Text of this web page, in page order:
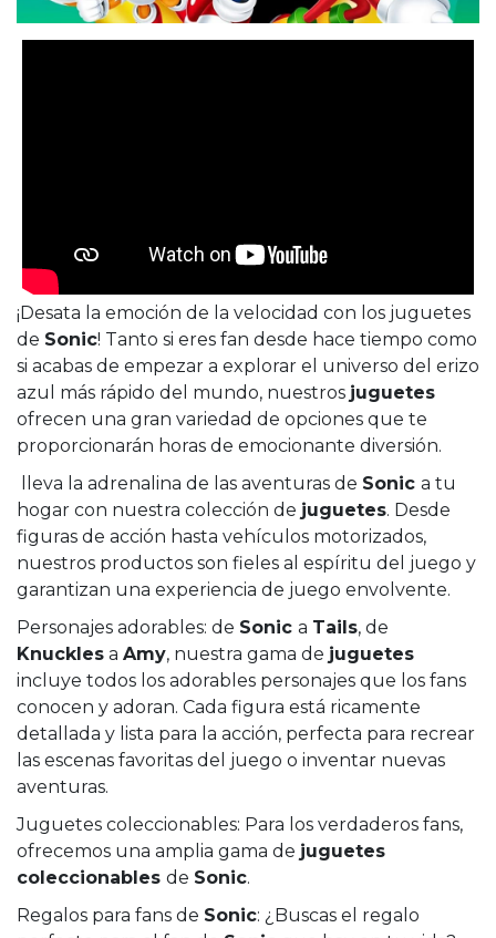
¡Desata la emoción de la velocidad con los juguetes
de Sonic! Tanto si eres fan desde hace tiempo como
si acabas de empezar a explorar el universo del erizo
azul más rápido del mundo, nuestros juguetes
ofrecen una gran variedad de opciones que te
proporcionarán horas de emocionante diversión.
lleva la adrenalina de las aventuras de Sonic a tu
hogar con nuestra colección de juguetes. Desde
figuras de acción hasta vehículos motorizados,
nuestros productos son fieles al espíritu del juego y
garantizan una experiencia de juego envolvente.
Personajes adorables: de Sonic a Tails, de
Knuckles a Amy, nuestra gama de juguetes
incluye todos los adorables personajes que los fans
conocen y adoran. Cada figura está ricamente
detallada y lista para la acción, perfecta para recrear
las escenas favoritas del juego o inventar nuevas
aventuras.
Juguetes coleccionables: Para los verdaderos fans,
ofrecemos una amplia gama de juguetes
coleccionables de Sonic.
Regalos para fans de Sonic: ¿Buscas el regalo